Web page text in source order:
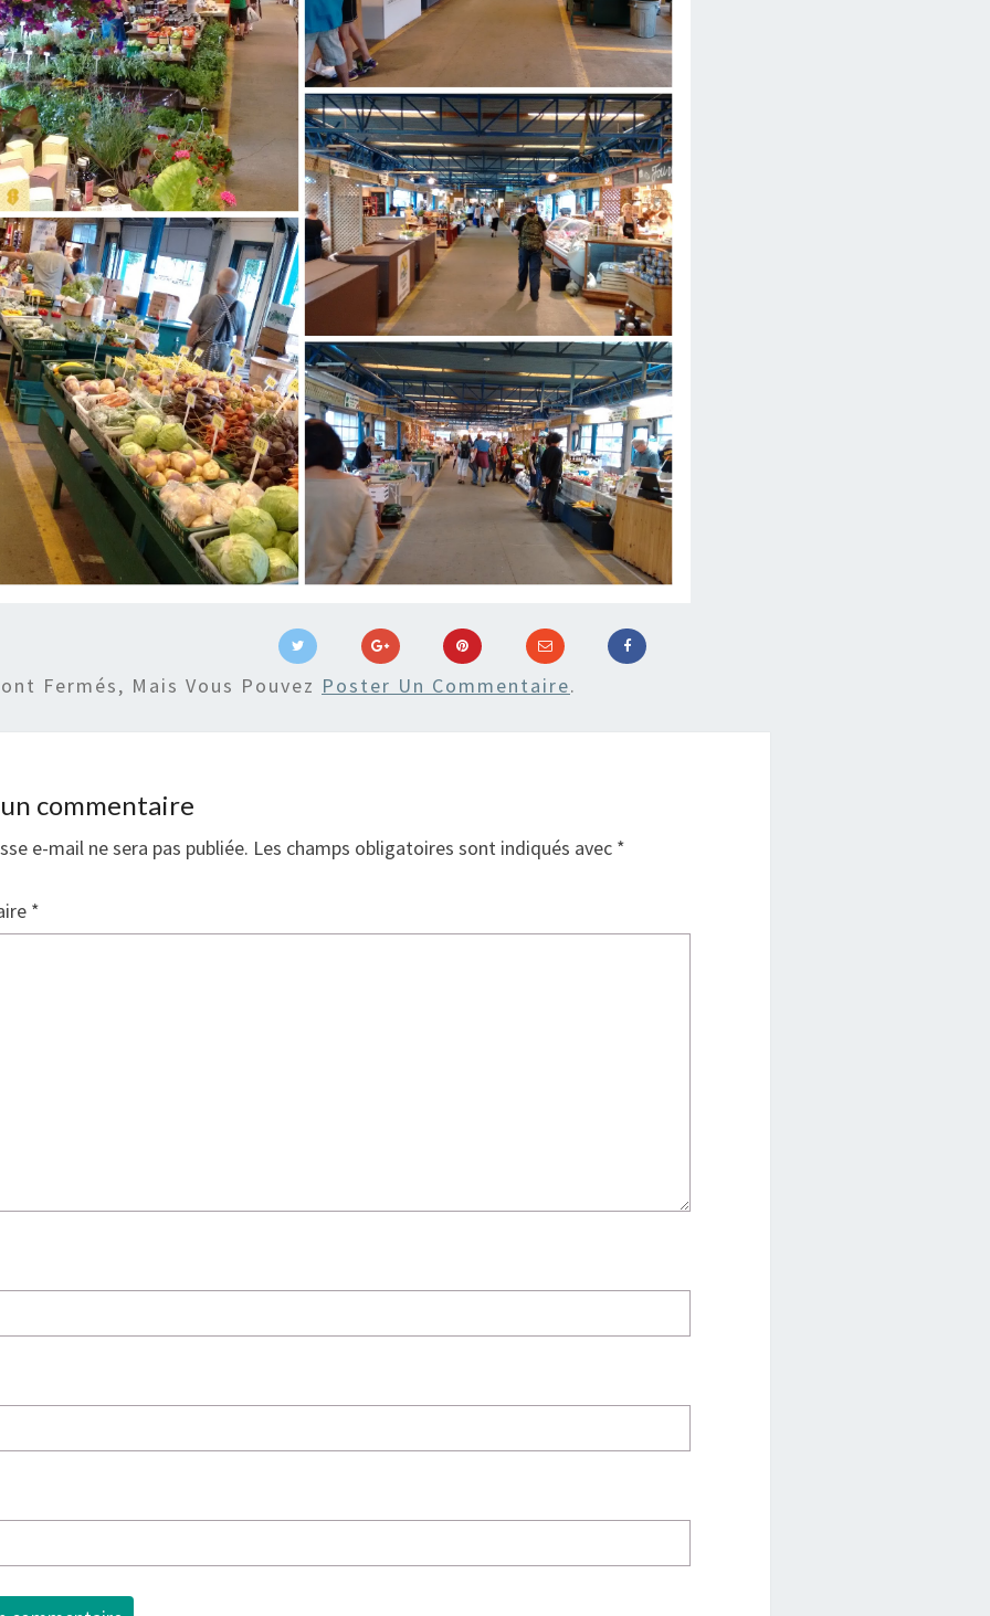
Fermés, Mais Vous Pouvez Poster Un Commentaire.
commentaire
e-mail ne sera pas publiée. Les champs obligatoires sont indiqués avec *
*